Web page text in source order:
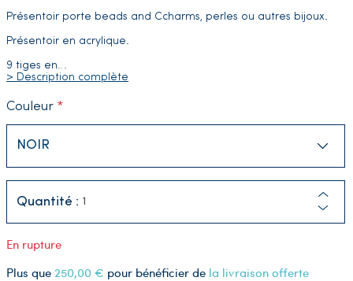
Présentoir porte beads and Ccharms, perles ou autres bijoux.
Présentoir en acrylique.
9 tiges en…
> Description complète
Couleur
Quantité :
En rupture
Plus que 250,00 € pour bénéficier de la livraison offerte